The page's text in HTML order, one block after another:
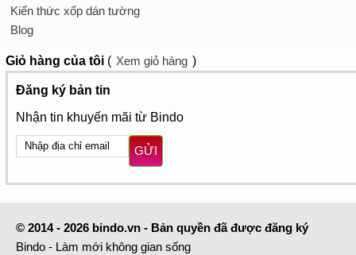
Kiến thức xốp dán tường
Blog
Giỏ hàng của tôi ( Xem giỏ hàng )
Đăng ký bản tin
Nhận tin khuyến mãi từ Bindo
GỬI
© 2014 - 2026 bindo.vn - Bản quyền đã được đăng ký
Bindo - Làm mới không gian sống